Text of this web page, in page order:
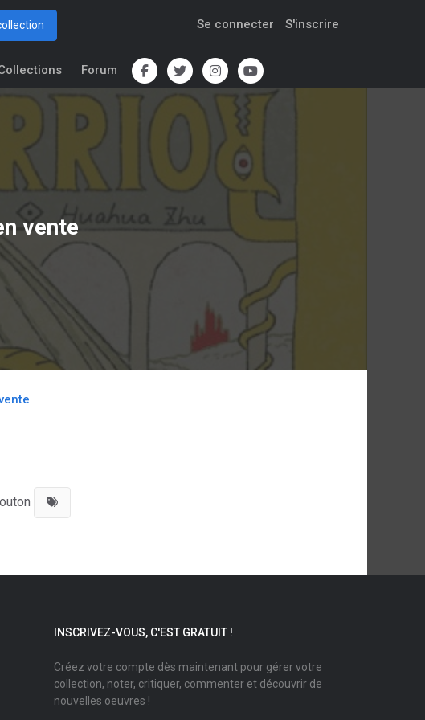
Se connecter S'inscrire
Forum
vente
INSCRIVEZ-VOUS, C'EST GRATUIT !
Créez votre compte dès maintenant pour gérer votre
collection, noter, critiquer, commenter et découvrir de
nouvelles oeuvres !